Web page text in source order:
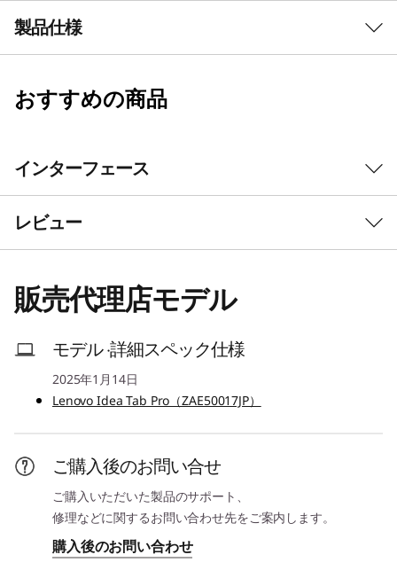
人気ペイントアプリ
次世代ソリューションで
製品仕様
OS
プロセッサー
MediaTek Dimensity 8300 プロセッサー
メインメモリー
フラッシュメモリー
ディスプレイ
12.7型ワイドパネル (2944x1840ドット)
ルナグレー
本体寸法 (W×D×H)mm
約 291.8x189.1x6.9mm
本体質量
おすすめの商品
インターフェース
レビュー
販売代理店モデル
モデル ·詳細スペック仕様
2025年1月14日
Lenovo Idea Tab Pro（ZAE50017JP）
ご購入後のお問い合せ
ご購入いただいた製品のサポート、
修理などに関するお問い合わせ先をご案内します。
購入後のお問い合わせ